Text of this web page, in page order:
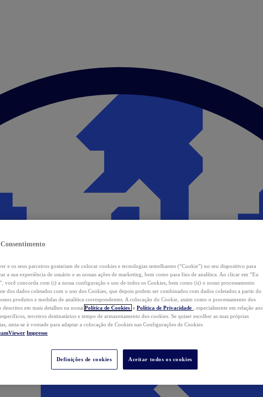
e os seus parceiros gostariam de colocar cookies e tecnologias semelhantes (“Cookie”) no seu dispositivo para
a sua experiência de usuário e as nossas ações de marketing, bem como para fins de analítica. Ao clicar em “Eu
você concorda com (i) a nossa configuração e uso de todos os Cookies, bem como (ii) o nosso processamento
dos dados coletados com o uso dos Cookies, que depois podem ser combinados com dados coletados a partir do
produtos e medidas de analítica correspondentes. A colocação do Cookie, assim como o processamento dos
descritos em mais detalhes na nossa Política de Cookies e Política de Privacidade
, especialmente em relação aos
terceiros destinatários e tempo de armazenamento dos cookies. Se quiser escolher as suas próprias
sinta-se à vontade para adaptar a colocação de Cookies nas Configurações de Cookies.
Impresso
Definições de cookies Aceitar todos os cookies